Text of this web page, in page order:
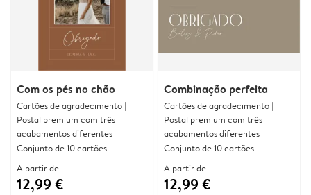
Com os pés no chão
Cartões de agradecimento |
Postal premium com três
acabamentos diferentes
Conjunto de 10 cartões
A partir de
12,99 €
Combinação perfeita
Cartões de agradecimento |
Postal premium com três
acabamentos diferentes
Conjunto de 10 cartões
A partir de
12,99 €